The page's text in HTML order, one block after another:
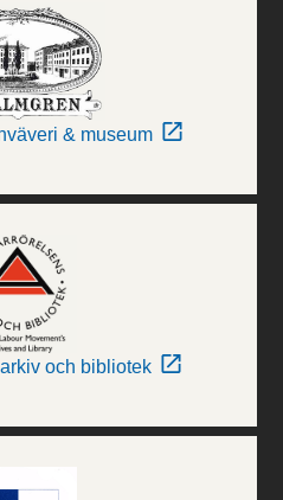
& museum
och bibliotek